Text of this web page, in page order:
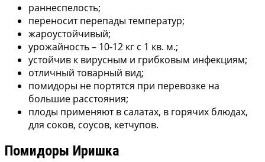
раннеспелость;
переносит перепады температур;
жароустойчивый;
урожайность – 10-12 кг с 1 кв. м.;
устойчив к вирусным и грибковым инфекциям;
отличный товарный вид;
помидоры не портятся при перевозке на
большие расстояния;
плоды применяют в салатах, в горячих блюдах,
для соков, соусов, кетчупов.
Помидоры Иришка